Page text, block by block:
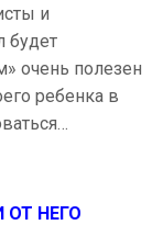
и
будет
очень полезен
ребенка в
НЕГО